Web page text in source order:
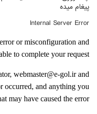
پیغام میده
Internal Server Error
or misconfiguration and
to complete your request.
webmaster@e-gol.ir and
occurred, and anything you
may have caused the error.